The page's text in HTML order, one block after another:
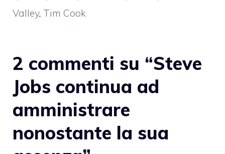
Valley, Tim Cook
2 commenti su “Steve
Jobs continua ad
amministrare
nonostante la sua